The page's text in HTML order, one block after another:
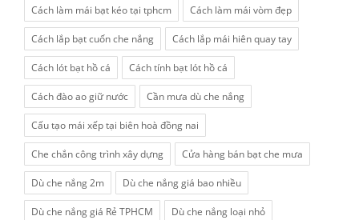
Cách làm mái bạt kéo tại tphcm Cách làm mái vòm đẹp
Cách lắp bạt cuốn che nắng Cách lắp mái hiên quay tay
Cách lót bạt hồ cá Cách tính bạt lót hồ cá
Cách đào ao giữ nước Cần mưa dù che nắng
Cấu tạo mái xếp tại biên hoà đồng nai
Che chắn công trình xây dựng Cửa hàng bán bạt che mưa
Dù che nắng 2m Dù che nắng giá bao nhiều
Dù che nắng giá Rẻ TPHCM Dù che nắng loại nhỏ